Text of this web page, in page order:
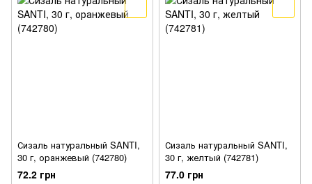
Сизаль натуральный SANTI,
30 г, оранжевый (742780)
72.2 грн
Сизаль натуральный SANTI,
30 г, желтый (742781)
77.0 грн